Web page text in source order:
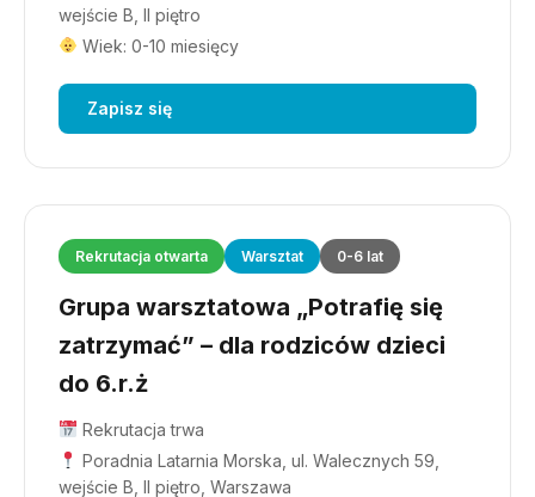
wejście B, II piętro
Wiek: 0-10 miesięcy
Zapisz się
Rekrutacja otwarta Warsztat 0-6 lat
Grupa warsztatowa „Potrafię się
zatrzymać” – dla rodziców dzieci
do 6.r.ż
Rekrutacja trwa
Poradnia Latarnia Morska, ul. Walecznych 59,
wejście B, II piętro, Warszawa